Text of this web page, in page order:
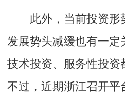
此外，当前投资形
发展势头减缓也有一
技术投资、服务性投资
不过，近期浙江召开